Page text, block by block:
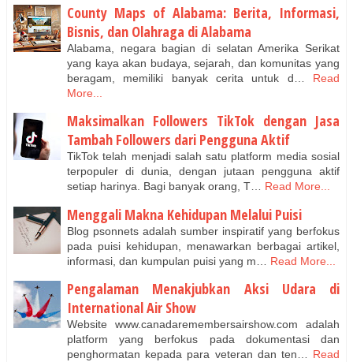
County Maps of Alabama: Berita, Informasi,
Bisnis, dan Olahraga di Alabama
Alabama, negara bagian di selatan Amerika Serikat
yang kaya akan budaya, sejarah, dan komunitas yang
beragam, memiliki banyak cerita untuk d…
Read
More...
Maksimalkan Followers TikTok dengan Jasa
Tambah Followers dari Pengguna Aktif
TikTok telah menjadi salah satu platform media sosial
terpopuler di dunia, dengan jutaan pengguna aktif
setiap harinya. Bagi banyak orang, T…
Read More...
Menggali Makna Kehidupan Melalui Puisi
Blog psonnets adalah sumber inspiratif yang berfokus
pada puisi kehidupan, menawarkan berbagai artikel,
informasi, dan kumpulan puisi yang m…
Read More...
Pengalaman Menakjubkan Aksi Udara di
International Air Show
Website www.canadaremembersairshow.com adalah
platform yang berfokus pada dokumentasi dan
penghormatan kepada para veteran dan ten…
Read